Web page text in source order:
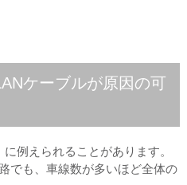
ケーブルが原因の可
例えられることがあります。
でも、車線数が多いほど全体の